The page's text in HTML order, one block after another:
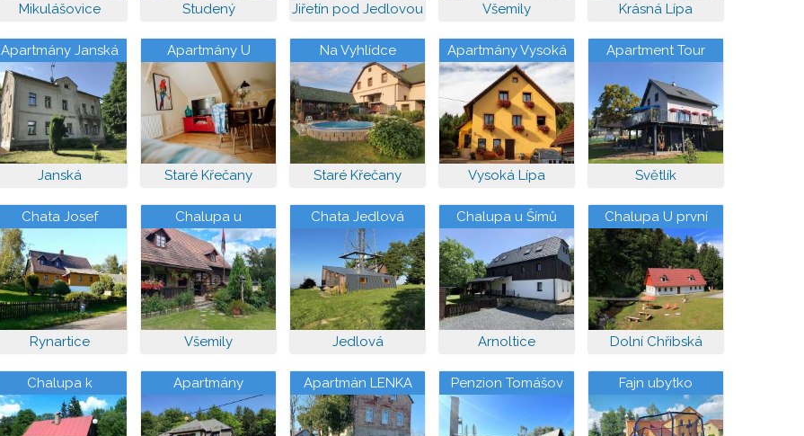
Mikulášovice Studený Jiřetín pod Jedlovou Všemily Krásná Lípa
Apartmány Janská
Janská
Apartmány U
Mluvících kamenů na
eko zahradě
Staré Křečany
Na Vyhlídce
Staré Křečany
Apartmány Vysoká
Lípa 121
Vysoká Lípa
Apartment Tour
Switzerland
Světlík
Chata Josef
Rynartice
Chalupa u
Jetřichovic
Všemily
Chata Jedlová
Jedlová
Chalupa u Šímů
Arnoltice
Chalupa U první
skály
Dolní Chřibská
Chalupa k
pronajmutí
Apartmány Apartmán LENKA Penzion Tomášov Fajn ubytko